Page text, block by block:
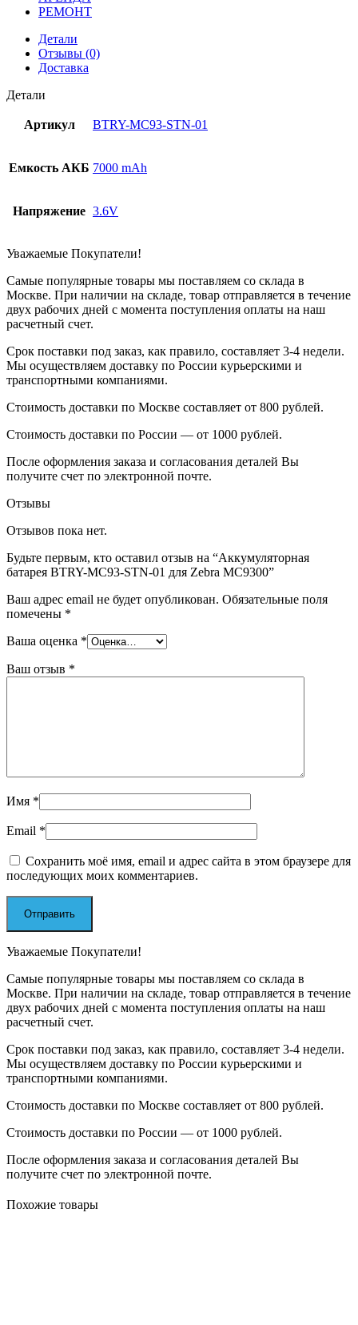
РЕМОНТ
Детали
Отзывы (0)
Доставка
Детали
Артикул BTRY-MC93-STN-01
Емкость АКБ 7000 mAh
Напряжение 3.6V
Уважаемые Покупатели!
Самые популярные товары мы поставляем со склада в
Москве. При наличии на складе, товар отправляется в течение
двух рабочих дней с момента поступления оплаты на наш
расчетный счет.
Срок поставки под заказ, как правило, составляет 3-4 недели.
Мы осуществляем доставку по России курьерскими и
транспортными компаниями.
Стоимость доставки по Москве составляет от 800 рублей.
Стоимость доставки по России — от 1000 рублей.
После оформления заказа и согласования деталей Вы
получите счет по электронной почте.
Отзывы
Отзывов пока нет.
Будьте первым, кто оставил отзыв на “Аккумуляторная
батарея BTRY-MC93-STN-01 для Zebra MC9300”
Ваш адрес email не будет опубликован. Обязательные поля
помечены *
Ваша оценка *
Ваш отзыв *
Имя *
Email *
Сохранить моё имя, email и адрес сайта в этом браузере для
последующих моих комментариев.
Уважаемые Покупатели!
Самые популярные товары мы поставляем со склада в
Москве. При наличии на складе, товар отправляется в течение
двух рабочих дней с момента поступления оплаты на наш
расчетный счет.
Срок поставки под заказ, как правило, составляет 3-4 недели.
Мы осуществляем доставку по России курьерскими и
транспортными компаниями.
Стоимость доставки по Москве составляет от 800 рублей.
Стоимость доставки по России — от 1000 рублей.
После оформления заказа и согласования деталей Вы
получите счет по электронной почте.
Похожие товары